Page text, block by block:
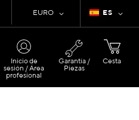
Lenguaje
ES
Moneda
EURO
Cesta
Inicio de
sesión / Área
profesional
Garantía /
Piezas